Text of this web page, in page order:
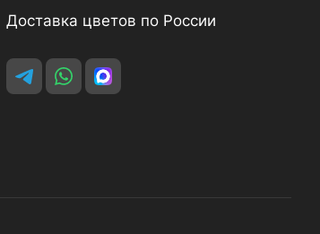
Доставка цветов по России